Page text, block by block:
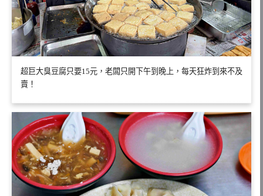
超巨大臭豆腐只要15元，老闆只開下午到晚上，每天狂炸到來不及
賣！